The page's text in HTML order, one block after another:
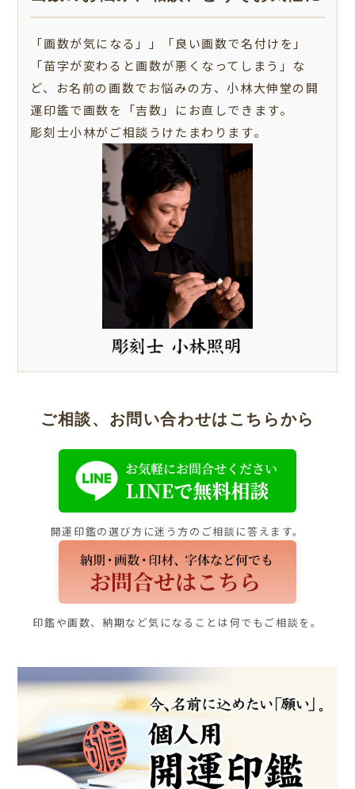
「画数が気になる」」「良い画数で名付けを」
「苗字が変わると画数が悪くなってしまう」な
ど、お名前の画数でお悩みの方、小林大伸堂の開
運印鑑で画数を「吉数」にお直しできます。
彫刻士小林がご相談うけたまわります。
ご相談、お問い合わせは こちらから
開運印鑑の選び方に迷う方のご相談に答えます。
印鑑や画数、納期など気になることは何でもご相談を。